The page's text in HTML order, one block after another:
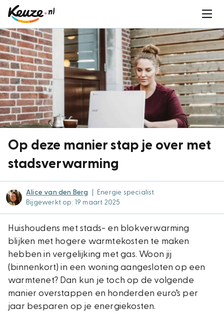
Op deze manier stap je over met
stadsverwarming
Alice van den Berg
Energie specialist
Bijgewerkt op: 19 maart 2025
Huishoudens met stads- en blokverwarming
blijken met hogere warmtekosten te maken
hebben in vergelijking met gas. Woon jij
(binnenkort) in een woning aangesloten op een
warmtenet? Dan kun je toch op de volgende
manier overstappen en honderden euro’s per
jaar besparen op je energiekosten.